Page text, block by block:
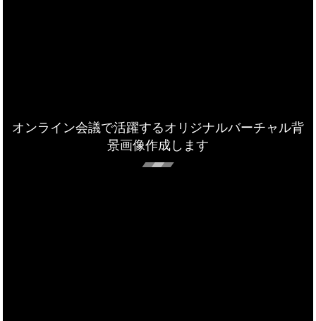
オンライン会議で活躍するオリジナルバーチャル背
景画像作成します